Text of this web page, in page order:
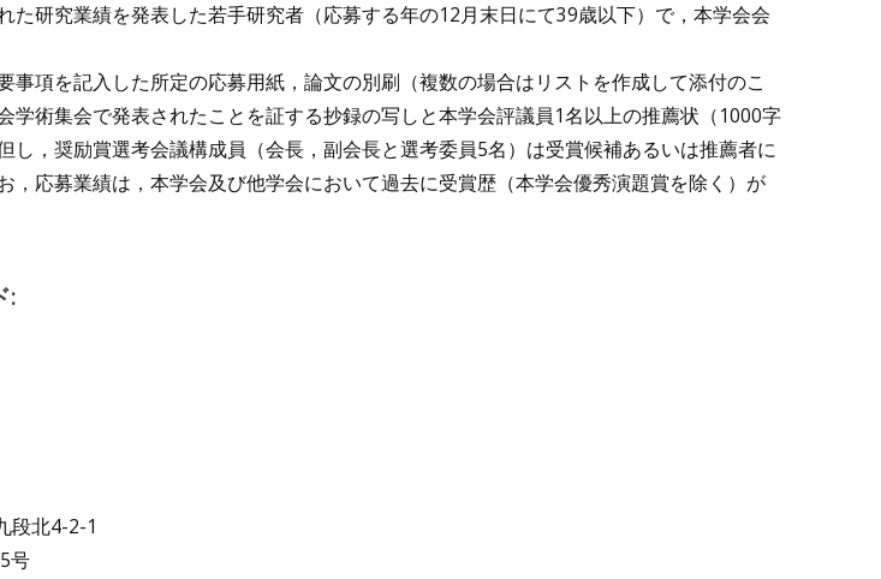
た研究業績を発表した若手研究者（応募する年の12月末日にて39歳以下）で，本学会会
事項を記入した所定の応募用紙，論文の別刷（複数の場合はリストを作成して添付のこ
学術集会で発表されたことを証する抄録の写しと本学会評議員1名以上の推薦状（1000字
し，奨励賞選考会議構成員（会長，副会長と選考委員5名）は受賞候補あるいは推薦者に
，応募業績は，本学会及び他学会において過去に受賞歴（本学会優秀演題賞を除く）が
:
段北4-2-1
号